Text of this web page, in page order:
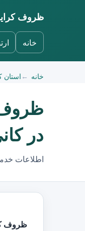
ظروف
خانه
خانه استان
ظروف
در
اطلاعات
ظروف